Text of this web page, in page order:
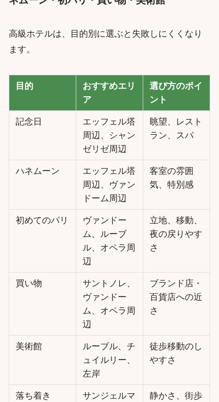
高級ホテルは、目的別に選ぶと失敗しにくくなり
ます。
目的
おすすめエリ
ア
選び方のポイ
ント
記念日
エッフェル塔
周辺、シャン
ゼリゼ周辺
眺望、レスト
ラン、スパ
ハネムーン
エッフェル塔
周辺、ヴァン
ドーム周辺
客室の雰囲
気、特別感
初めてのパリ
ヴァンドー
ム、ルーブ
ル、オペラ周
辺
立地、移動、
夜の戻りやす
さ
買い物
サントノレ、
ヴァンドー
ム、オペラ周
辺
ブランド店・
百貨店への近
さ
美術館
ルーブル、チ
ュイルリー、
左岸
徒歩移動のし
やすさ
落ち着き
サンジェルマ
静かさ、街歩